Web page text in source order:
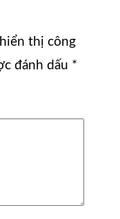
thị công
đánh dấu *